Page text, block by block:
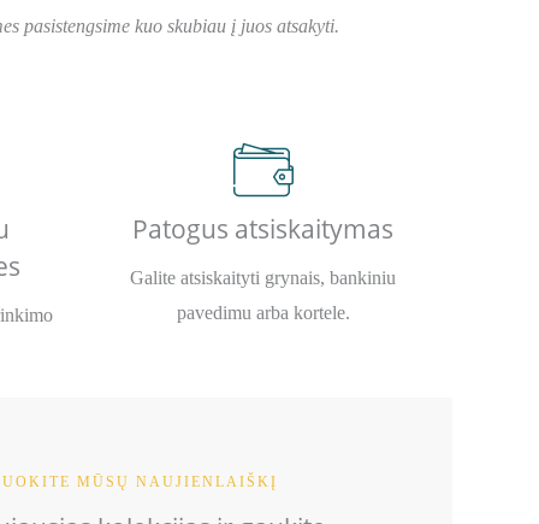
pasistengsime kuo skubiau į juos atsakyti.
Patogus atsiskaitymas
Galite atsiskaityti grynais, bankiniu
pavedimu arba kortele.
MŪSŲ NAUJIENLAIŠKĮ